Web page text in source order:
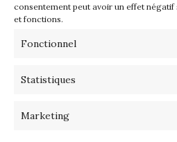
consentement peut avoir un effet
et fonctions.
Fonctionnel
Statistiques
Marketing
2026 – Maison du